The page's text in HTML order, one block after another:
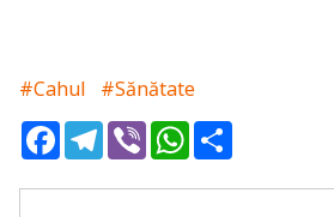
#Cahul
#Sănătate
FacebookTelegram
ViberWhatsApp